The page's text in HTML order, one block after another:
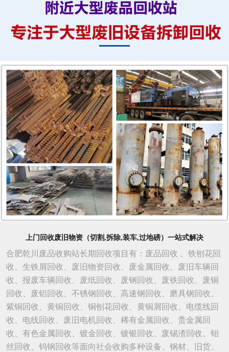
上门回收废旧物资（切割,拆除,装车,过地磅）一站式解决
合肥乾川废品收购站长期回收项目有：废品回收 、铁刨花回
收、生铁屑回收、废旧物资回收、废金属回收、废旧车辆回
收、报废车辆回收、废纸回收、废钢回收、废铁回收、废铜
回收、废铝回收、不锈钢回收、高速钢回收、磨具钢回收、
紫铜回收、黄铜回收、铜刨花回收、黄铜屑回收、电缆线回
收、电线回收、废旧电机回收、稀有金属回收、贵金属回
收、有色金属回收、镀金回收、镀银回收、废锡渣回收、钼
丝回收、钨钢回收等面向社会收购多种设备、钢材、旧货、